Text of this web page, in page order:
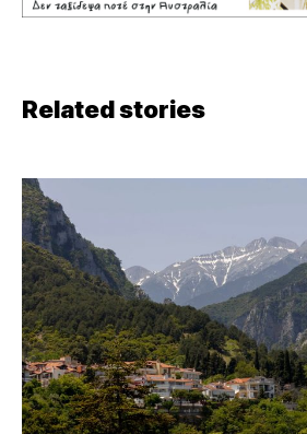
Related stories